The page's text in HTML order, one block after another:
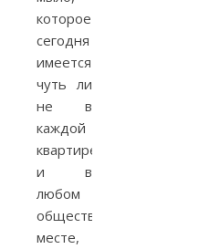
которое
сегодня
имеется
чуть ли
не в
каждой
квартире
и в
любом
общественном
месте,